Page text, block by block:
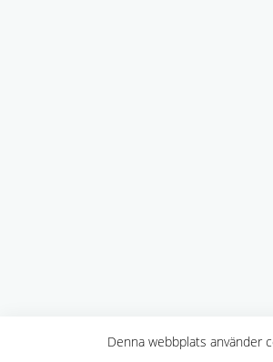
Denna webbplats använder